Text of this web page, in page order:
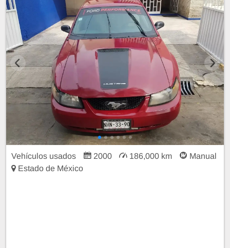
Vehículos usados 2000 186,000 km
Manual
Estado de México